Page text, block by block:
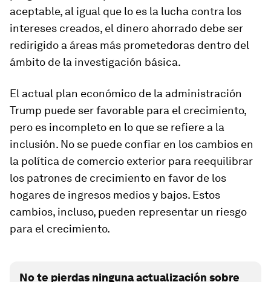
aceptable, al igual que lo es la lucha contra los
intereses creados, el dinero ahorrado debe ser
redirigido a áreas más prometedoras dentro del
ámbito de la investigación básica.
El actual plan económico de la administración
Trump puede ser favorable para el crecimiento,
pero es incompleto en lo que se refiere a la
inclusión. No se puede confiar en los cambios en
la política de comercio exterior para reequilibrar
los patrones de crecimiento en favor de los
hogares de ingresos medios y bajos. Estos
cambios, incluso, pueden representar un riesgo
para el crecimiento.
No te pierdas ninguna actualización sobre